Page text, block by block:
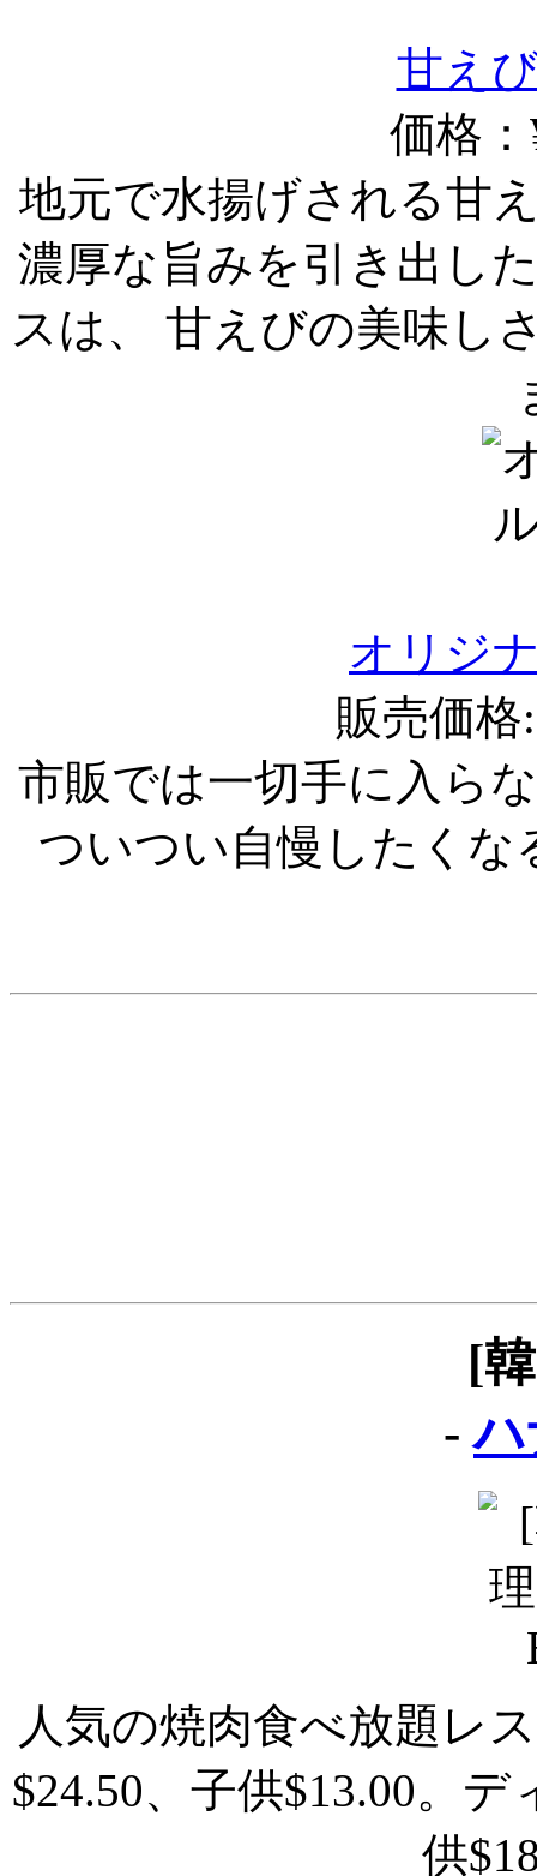
甘え
価格
地元で水揚げされる甘
濃厚な旨みを引き出し
スは、 甘えびの美味し
オリジ
販売価格
市販では一切手に入ら
ついつい自慢したく
[
-ハ
人気の焼肉食べ放題レ
$24.50、子供$13.00。
供